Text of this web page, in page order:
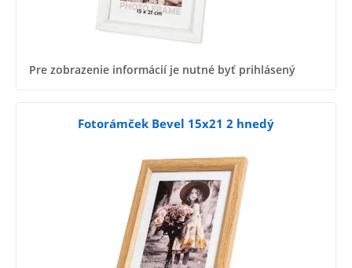
Pre zobrazenie informácií je nutné byť prihlásený
Fotorámček Bevel 15x21 2 hnedý